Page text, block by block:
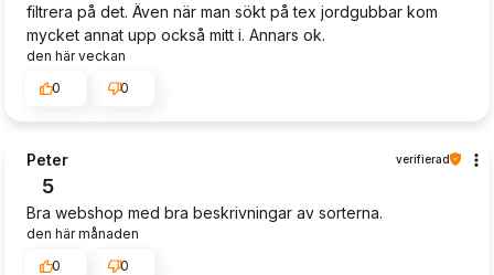
filtrera på det. Även när man sökt på tex jordgubbar kom
mycket annat upp också mitt i. Annars ok.
den här veckan
0
0
Peter verifierad
5
Bra webshop med bra beskrivningar av sorterna.
den här månaden
0
0